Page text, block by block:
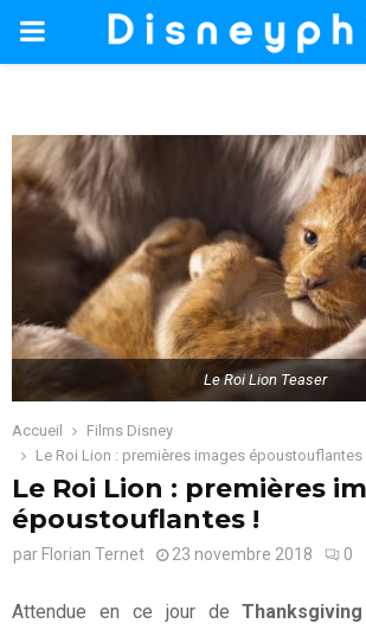
PRIMARY
Le Roi Lion Teaser
Accueil
Films Disney
Le Roi Lion : premières images époustouflantes
Le Roi Lion : premières
époustouflantes !
par Florian Ternet 23 novembre 2018 0
Attendue en ce jour deThanksgiving